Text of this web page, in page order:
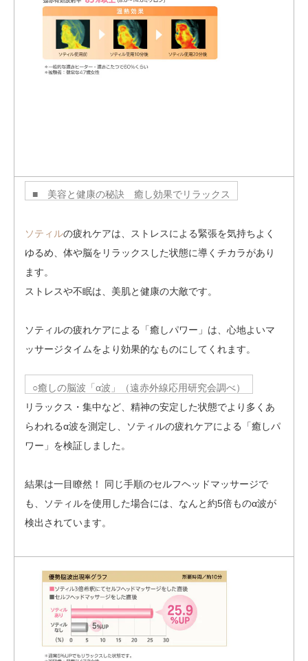
■ 美容と健康の秘訣 癒し効果でリラックス
ソティルの疲れケアは、ストレスによる緊張を気持ちよく
ゆるめ、体や脳をリラックスした状態に導くチカラがあり
ます。
ストレスや不眠は、美肌と健康の大敵です。
ソティルの疲れケアによる「癒しパワー」は、心地よいマ
ッサージタイムをより効果的なものにしてくれます。
○癒しの脳波「α波」（遠赤外線応用研究会調べ）
リラックス・集中など、精神の安定した状態でより多くあ
らわれるα波を測定し、ソティルの疲れケアによる「癒しパ
ワー」を検証しました。
結果は一目瞭然！ 同じ手順のセルフヘッドマッサージで
も、ソティルを使用した場合には、なんと約5倍ものα波が
検出されています。